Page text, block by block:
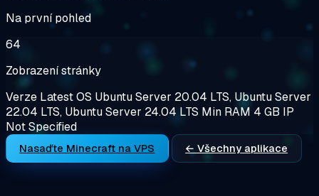
Na první pohled
64
Zobrazení stránky
Verze LatestOS Ubuntu Server 20.04 LTS, Ubuntu Server
22.04 LTS, Ubuntu Server 24.04 LTS Min RAM 4 GB IP
Not Specified
Nasaďte Minecraft na VPS ← Všechny aplikace